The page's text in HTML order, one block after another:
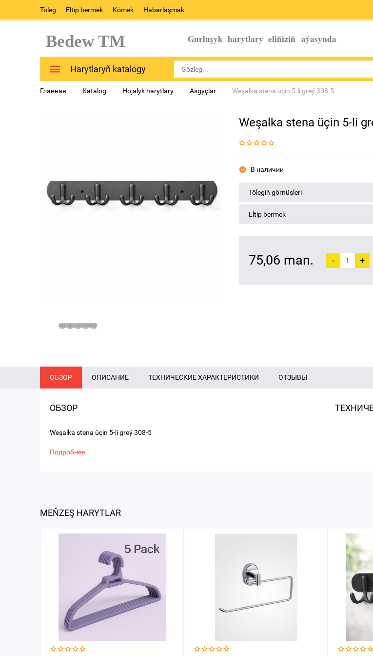
Töleg Eltip bermek Kömek Habarlaşmak
Bedew TM Gurluşyk harytlary eliňiziň aýasynda
Harytlaryň katalogy
Главная Katalog Hojalyk harytlary Asgyçlar Weşalka stena üçin 5-li greý 308-5
Weşalka stena üçin 5-li
В наличии
Tölegiň görnüşleri
Eltip bermek
75,06 man. - +
ОБЗОР ОПИСАНИЕ ТЕХНИЧЕСКИЕ ХАРАКТЕРИСТИКИ ОТЗЫВЫ
ОБЗОР
Weşalka stena üçin 5-li greý 308-5
Подробнее
MEŇZEŞ HARYTLAR